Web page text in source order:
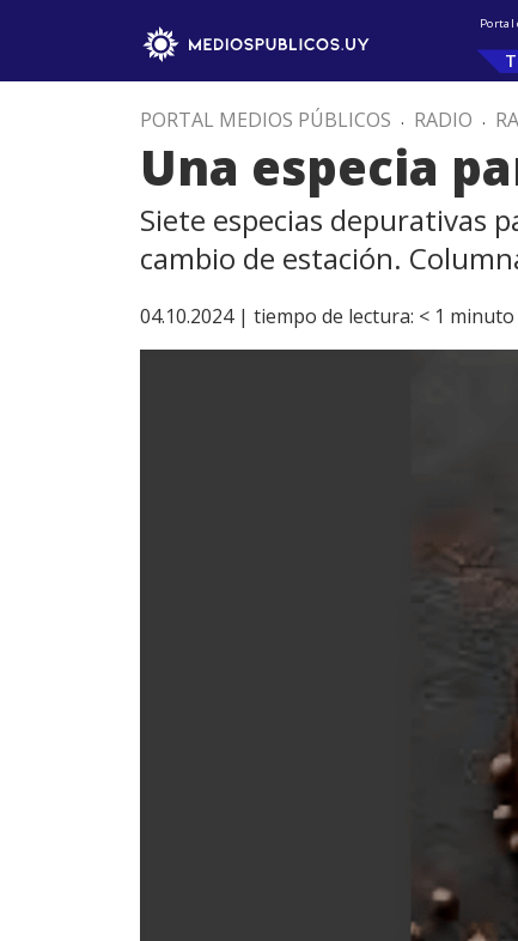
Portal
PORTAL MEDIOS PÚBLICOS . RADIO .
Una especia
Siete especias depurativas
cambio de estación.
04.10.2024 | tiempo de lectura: < 1 minuto